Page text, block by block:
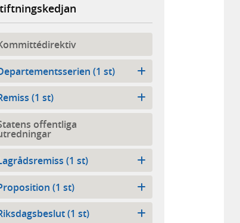
(1 st)
(1 st)
offentliga
(1 st)
(1 st)
(1 st)